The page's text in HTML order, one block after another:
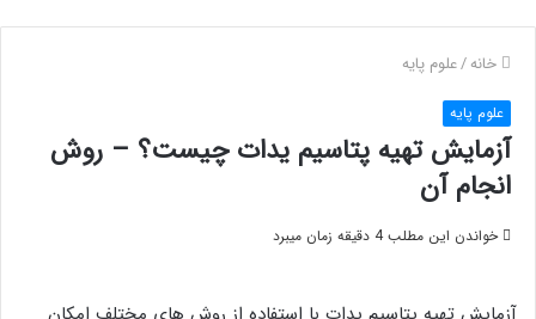
خانه/علوم پایه
علوم پایه
آزمایش تهیه پتاسیم یدات چیست؟ – روش
انجام آن
خواندن این مطلب 4 دقیقه زمان میبرد